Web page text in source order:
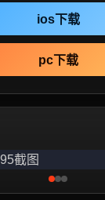
ios下载
pc下载